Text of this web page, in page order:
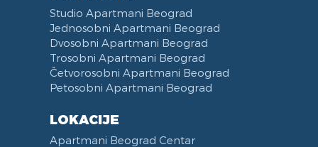
Studio Apartmani Beograd
Jednosobni Apartmani Beograd
Dvosobni Apartmani Beograd
Trosobni Apartmani Beograd
Četvorosobni Apartmani Beograd
Petosobni Apartmani Beograd
LOKACIJE
Apartmani Beograd Centar